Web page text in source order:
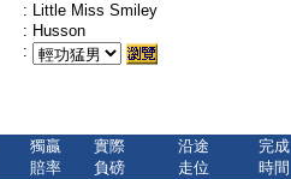
: Little Miss Smiley
: Husson
:
獨贏
賠率
實際
負磅
沿途
走位
完成
時間